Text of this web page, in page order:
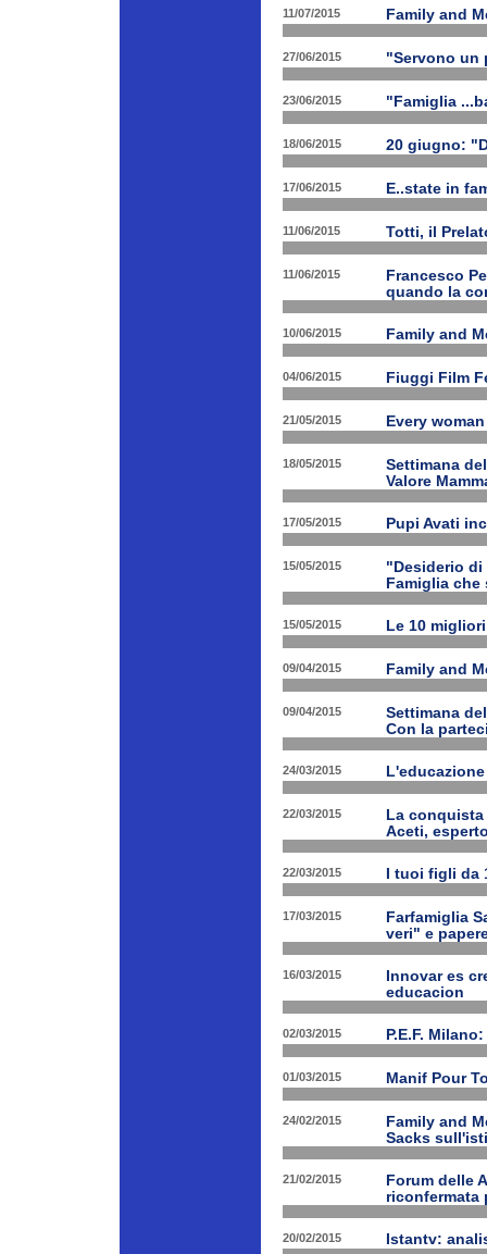
11/07/2015 Family and
27/06/2015 "Servono un
23/06/2015 "Famiglia
18/06/2015 20 giugno:
17/06/2015 E..state in
11/06/2015 Totti, il
11/06/2015
Francesco
quando la
10/06/2015 Family and
04/06/2015 Fiuggi Film
21/05/2015 Every
18/05/2015
Settimana
Valore
17/05/2015 Pupi Avati
15/05/2015
"Desiderio di
Famiglia che
15/05/2015 Le 10
09/04/2015 Family and
09/04/2015
Settimana
Con la
24/03/2015
22/03/2015
La
Aceti,
22/03/2015 I tuoi figli da
17/03/2015
Farfamiglia
veri" e
16/03/2015
Innovar es
educacion
02/03/2015 P.E.F.
01/03/2015 Manif Pour
24/02/2015
Family and
Sacks
21/02/2015
Forum delle
riconfermata
20/02/2015 Istantv: